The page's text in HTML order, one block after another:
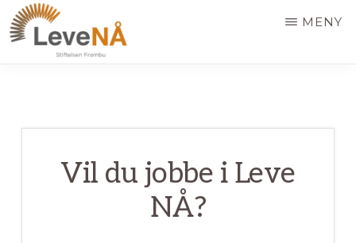
Hopp
til
hovedinnhold
MENY
Vil du jobbe i Leve
NÅ?